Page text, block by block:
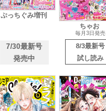
ぷっちぐみ増刊
7/30最新号
発売中
ちゃお
毎月3日発売
8/3最新号
試し読み